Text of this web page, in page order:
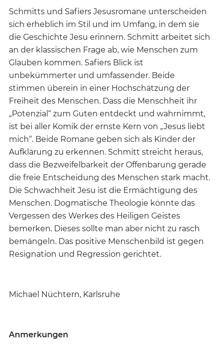
Schmitts und Safiers Jesusromane unterscheiden
sich erheblich im Stil und im Umfang, in dem sie
die Geschichte Jesu erinnern. Schmitt arbeitet sich
an der klassischen Frage ab, wie Menschen zum
Glauben kommen. Safiers Blick ist
unbekümmerter und umfassender. Beide
stimmen überein in einer Hochschätzung der
Freiheit des Menschen. Dass die Menschheit ihr
„Potenzial“ zum Guten entdeckt und wahrnimmt,
ist bei aller Komik der ernste Kern von „Jesus liebt
mich“. Beide Romane geben sich als Kinder der
Aufklärung zu erkennen. Schmitt streicht heraus,
dass die Bezweifelbarkeit der Offenbarung gerade
die freie Entscheidung des Menschen stark macht.
Die Schwachheit Jesu ist die Ermächtigung des
Menschen. Dogmatische Theologie könnte das
Vergessen des Werkes des Heiligen Geistes
bemerken. Dieses sollte man aber nicht zu rasch
bemängeln. Das positive Menschenbild ist gegen
Resignation und Regression gerichtet.
Michael Nüchtern, Karlsruhe
Anmerkungen